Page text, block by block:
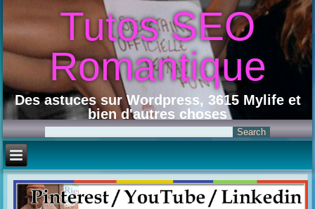
Tutos SEO
Romantique
Des astuces sur Wordpress, 3615 Mylife et
bien d'autres choses